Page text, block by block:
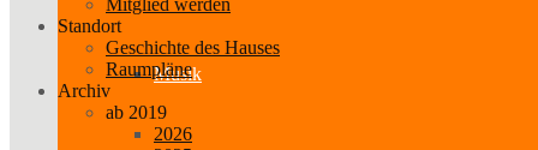
Musik
Mitglied werden
Standort
Geschichte des Hauses
Raumpläne
Archiv
ab 2019
2026